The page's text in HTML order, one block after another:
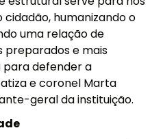
humanizando o
uma relação de
preparados e mais
para defender a
e coronel Marta
geral da instituição.